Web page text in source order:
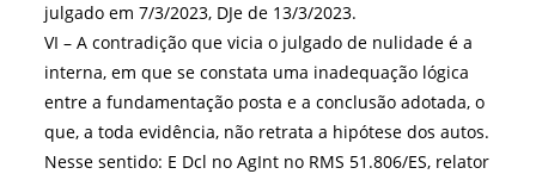
julgado em 7/3/2023, DJe de 13/3/2023.
VI – A contradição que vicia o julgado de nulidade é a
interna, em que se constata uma inadequação lógica
entre a fundamentação posta e a conclusão adotada, o
que, a toda evidência, não retrata a hipótese dos autos.
Nesse sentido: E Dcl no AgInt no RMS 51.806/ES, relator